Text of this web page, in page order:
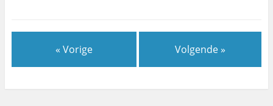
« Vorige Volgende »